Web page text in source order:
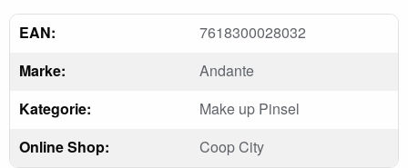
EAN:
7618300028032
Marke:
Andante
Kategorie:
Make up Pinsel
Online Shop:
Coop City